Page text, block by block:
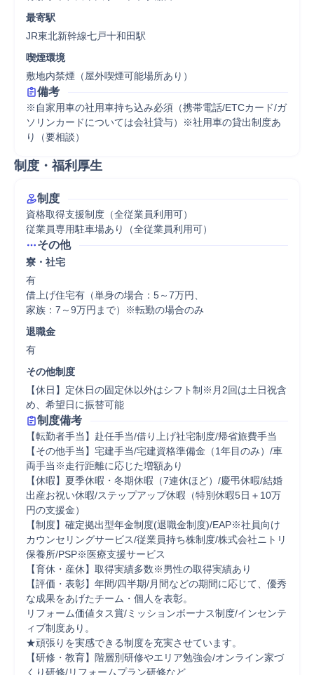
最寄駅
JR東北新幹線七戸十和田駅
喫煙環境
敷地内禁煙（屋外喫煙可能場所あり）
備考
※自家用車の社用車持ち込み必須（携帯電話/ETCカード/ガ
ソリンカードについては会社貸与）※社用車の貸出制度あ
り（要相談）
制度・福利厚生
制度
資格取得支援制度（全従業員利用可）
従業員専用駐車場あり（全従業員利用可）
その他
寮・社宅
有
借上げ住宅有（単身の場合：5～7万円、
家族：7～9万円まで）※転勤の場合のみ
退職金
有
その他制度
【休日】定休日の固定休以外はシフト制※月2回は土日祝含
め、希望日に振替可能
制度備考
【転勤者手当】赴任手当/借り上げ社宅制度/帰省旅費手当
【その他手当】宅建手当/宅建資格準備金（1年目のみ）/車
両手当※走行距離に応じた増額あり
【休暇】夏季休暇・冬期休暇（7連休ほど）/慶弔休暇/結婚
出産お祝い休暇/ステップアップ休暇（特別休暇5日＋10万
円の支援金）
【制度】確定拠出型年金制度(退職金制度)/EAP※社員向け
カウンセリングサービス/従業員持ち株制度/株式会社ニトリ
保養所/PSP※医療支援サービス
【育休・産休】取得実績多数※男性の取得実績あり
【評価・表彰】年間/四半期/月間などの期間に応じて、優秀
な成果をあげたチーム・個人を表彰。
リフォーム価値タス賞/ミッションボーナス制度/インセンテ
ィブ制度あり。
★頑張りを実感できる制度を充実させています。
【研修・教育】階層別研修やエリア勉強会/オンライン家づ
くり研修/リフォームプラン研修など